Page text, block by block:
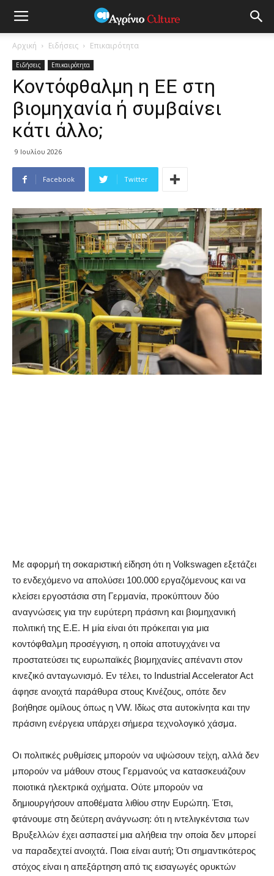
Αρχική Ειδήσεις Επικαιρότητα
Ειδήσεις Επικαιρότητα
Κοντόφθαλμη η ΕΕ στη
βιομηχανία ή συμβαίνει
κάτι άλλο;
9 Ιουλίου 2026
Facebook Twitter
Με αφορμή τη σοκαριστική είδηση ότι η Volkswagen εξετάζει
το ενδεχόμενο να απολύσει 100.000 εργαζόμενους και να
κλείσει εργοστάσια στη Γερμανία, προκύπτουν δύο
αναγνώσεις για την ευρύτερη πράσινη και βιομηχανική
πολιτική της Ε.Ε. Η μία είναι ότι πρόκειται για μια
κοντόφθαλμη προσέγγιση, η οποία αποτυγχάνει να
προστατεύσει τις ευρωπαϊκές βιομηχανίες απέναντι στον
κινεζικό ανταγωνισμό. Εν τέλει, το Industrial Accelerator Act
άφησε ανοιχτά παράθυρα στους Κινέζους, οπότε δεν
βοήθησε ομίλους όπως η VW. Ιδίως στα αυτοκίνητα και την
πράσινη ενέργεια υπάρχει σήμερα τεχνολογικό χάσμα.
Οι πολιτικές ρυθμίσεις μπορούν να υψώσουν τείχη, αλλά δεν
μπορούν να μάθουν στους Γερμανούς να κατασκευάζουν
ποιοτικά ηλεκτρικά οχήματα. Ούτε μπορούν να
δημιουργήσουν αποθέματα λιθίου στην Ευρώπη. Έτσι,
φτάνουμε στη δεύτερη ανάγνωση: ότι η ιντελιγκέντσια των
Βρυξελλών έχει ασπαστεί μια αλήθεια την οποία δεν μπορεί
να παραδεχτεί ανοιχτά. Ποια είναι αυτή; Ότι σημαντικότερος
στόχος είναι η απεξάρτηση από τις εισαγωγές ορυκτών